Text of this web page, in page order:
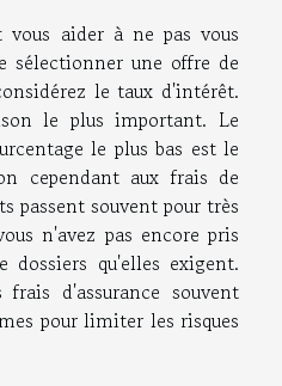
vous aider à ne pas vous
sélectionner une offre de
le taux d'intérêt.
le plus important. Le
le plus bas est le
cependant aux frais de
passent souvent pour très
n'avez pas encore pris
dossiers qu'elles exigent.
d'assurance souvent
pour limiter les risques